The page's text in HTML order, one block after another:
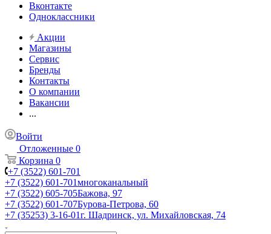
Вконтакте
Одноклассники
Акции
Магазины
Сервис
Бренды
Контакты
О компании
Вакансии
...
Войти
Отложенные 0
Корзина 0
+7 (3522) 601-701
+7 (3522) 601-701многоканальный
+7 (3522) 605-705Бажова, 97
+7 (3522) 601-707Бурова-Петрова, 60
+7 (35253) 3-16-01г. Шадринск, ул. Михайловская, 74